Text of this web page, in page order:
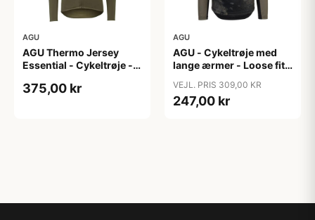
AGU
AGU Thermo Jersey
Essential - Cykeltrøje -
XXL
375,00 kr
AGU
AGU - Cykeltrøje med
lange ærmer - Loose fit -
VEJL. PRIS 309,00 KR
247,00 kr